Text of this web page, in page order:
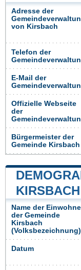
Adresse der
von Kirsbach
Telefon der
E-Mail der
Offizielle Webseite
der
Bürgermeister der
Gemeinde Kirsbach
KIRSBACH
Name der
der Gemeinde
Kirsbach
(Volksbezeichnung)
Datum